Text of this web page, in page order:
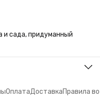
и сада, придуманный
ОплатаДоставкаПравила